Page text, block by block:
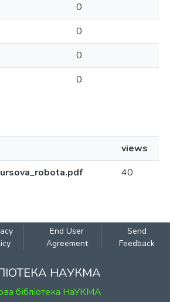
0
0
0
0
views
40
End User
Agreement
Send
Feedback
НАУКМА
бібліотека НаУКМА